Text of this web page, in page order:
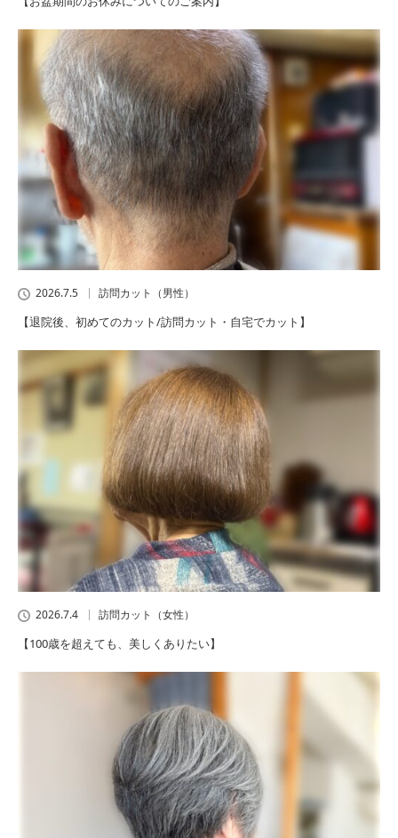
2026.7.5 訪問カット（男性）
【退院後、初めてのカット/訪問カット・自宅でカット】
2026.7.4 訪問カット（女性）
【100歳を超えても、美しくありたい】